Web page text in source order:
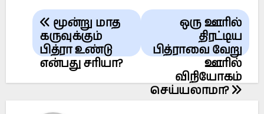
Post
navigation
ஒரு ஊரில்
திரட்டிய
பித்ராவை வேறு
ஊரில்
விநியோகம்
செய்யலாமா?
மூன்று மாத
கருவுக்கும்
பித்ரா உண்டு
என்பது சரியா?